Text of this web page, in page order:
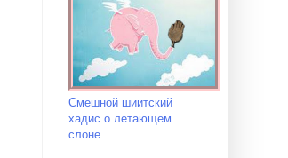
Смешной шиитский
хадис о летающем
слоне